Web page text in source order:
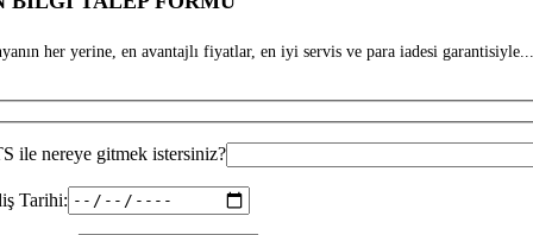
her yerine, en avantajlı fiyatlar, en iyi servis ve para iadesi
ile nereye gitmek istersiniz?
Tarihi: